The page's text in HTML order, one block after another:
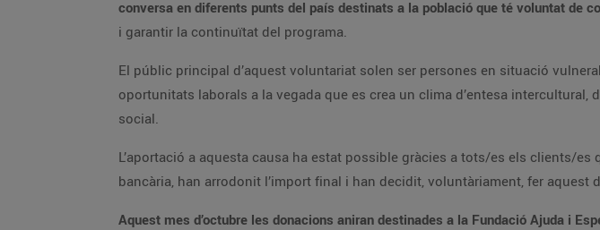
conversa en diferents punts del país destinats a la població que té voluntat de
i garantir la continuïtat del programa.
El públic principal d’aquest voluntariat solen ser persones en situació
oportunitats laborals a la vegada que es crea un clima d’entesa
social.
L’aportació a aquesta causa ha estat possible gràcies a tots/es els clients/
bancària, han arrodonit l’import final i han decidit, voluntàriament, fer aquest
Aquest mes d’octubre les donacions aniran destinades a la Fundació Ajuda i